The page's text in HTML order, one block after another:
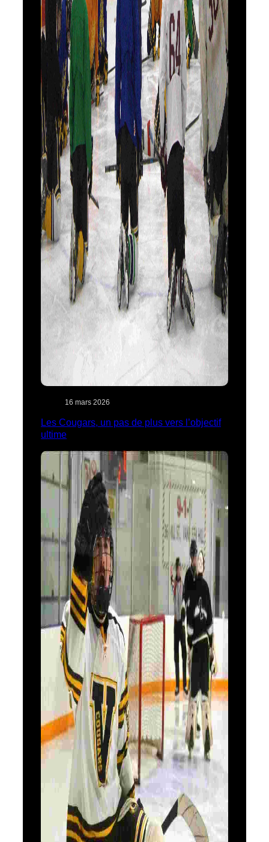
16 mars 2026
Les Cougars, un pas de plus vers l’objectif
ultime